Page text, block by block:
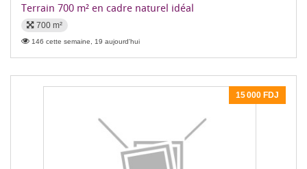
Terrain 700 m² en cadre naturel idéal
700 m²
146 cette semaine, 19 aujourd'hui
15 000 FDJ